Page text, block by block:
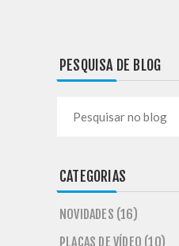
PESQUISA DE BLOG
CATEGORIAS
NOVIDADES (16)
PLACAS DE VÍDEO (10)